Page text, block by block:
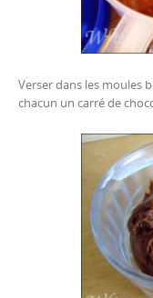
Verser dans les moules
chacun un carré de